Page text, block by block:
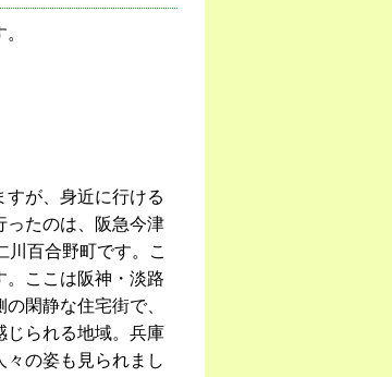
が、身近に行ける
ったのは、阪急今津
百合野町です。こ
。ここは阪神・淡路
閑静な住宅街で、
じられる地域。兵庫
の姿も見られまし